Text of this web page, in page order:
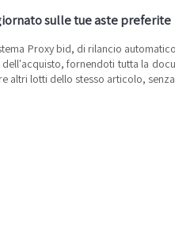
sulle tue aste preferite
Proxy bid, di rilancio
dell'acquisto, fornendoti tutta la
altri lotti dello stesso articolo,